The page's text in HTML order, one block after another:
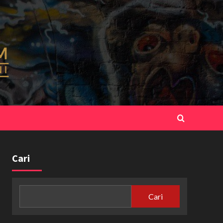
Cari
Cari